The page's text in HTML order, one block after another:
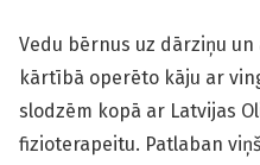
Vedu bērnus uz dārziņu
kārtībā operēto kāju ar
slodzēm kopā ar Latvijas
fizioterapeitu. Patlaban